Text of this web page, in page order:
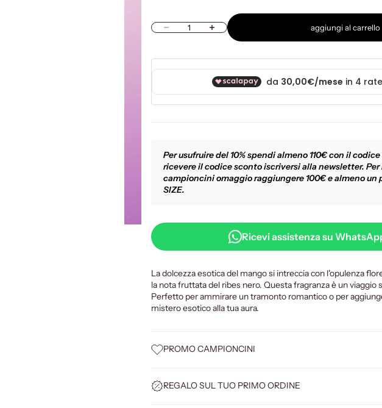
Diminuisci quantitàAumenta quantità aggiungi al carrello
Per usufruire del 10% spendi almeno 110€ con il
ricevere il codice sconto iscriversi alla newsletter. Per
campioncini omaggio raggiungere 100€ e almeno un
SIZE.
Ricevi assistenza su
La dolcezza esotica del mango si intreccia con l'opulenza
la nota fruttata del ribes nero. Questa fragranza è un viaggio
Perfetto per ammirare un tramonto romantico o per
mistero esotico alla tua aura.
PROMO CAMPIONCINI
REGALO SUL TUO PRIMO ORDINE